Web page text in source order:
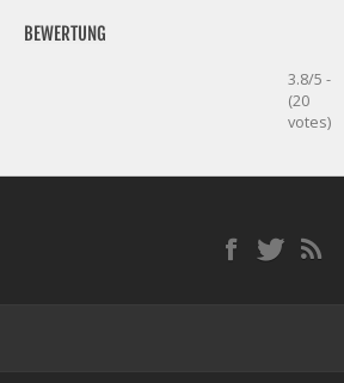
BEWERTUNG
3.8/5 -
(20
votes)